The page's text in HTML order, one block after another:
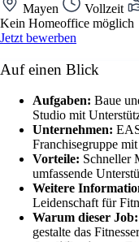
Mayen Vollzeit
Kein Homeoffice möglich
Jetzt bewerben
Auf einen Blick
Aufgaben: Baue
Studio mit
Unternehmen:
Franchisegruppe
Vorteile: Schneller
umfassende
Weitere
Leidenschaft für
Warum dieser Job:
gestalte das